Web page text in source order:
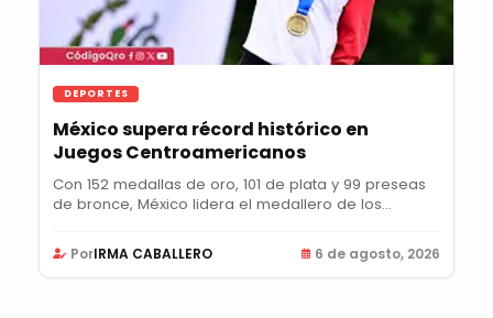
DEPORTES
México supera récord histórico en
Juegos Centroamericanos
Con 152 medallas de oro, 101 de plata y 99 preseas
de bronce, México lidera el medallero de los...
PorIRMA CABALLERO 6 de agosto, 2026